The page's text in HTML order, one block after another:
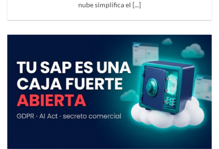
nube simplifica el [...]